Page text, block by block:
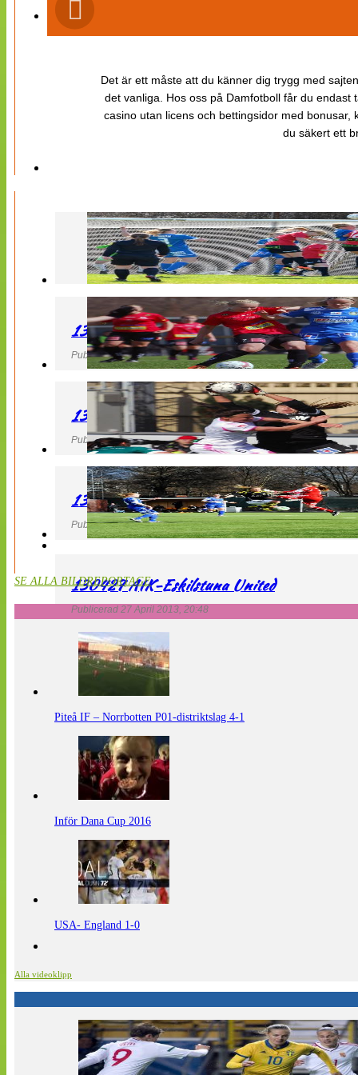
Det är ett måste att du känner dig trygg med
det vanliga. Hos oss på Damfotboll får du
casino utan licens och bettingsidor med
du säkert ett
130427 LB 07 – QBIK
Publicerad 27 April 2013, 22:40
130427 IF Limhamn Bunkeflo – QBIK
Publicerad 27 April 2013, 21:10
130427 LdB FC Malmö – Mallbackens IF
Publicerad 27 April 2013, 20:54
130427 AIK-Eskilstuna United
Publicerad 27 April 2013, 20:48
SE ALLA BILDREPORTAGE
Piteå IF – Norrbotten P01-distriktslag 4-1
Inför Dana Cup 2016
USA- England 1-0
Alla videoklipp